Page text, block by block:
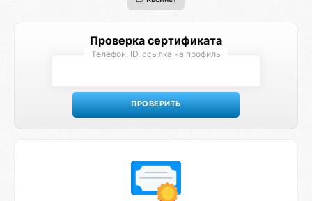
Проверка сертификата
Телефон, ID, ссылка на профиль